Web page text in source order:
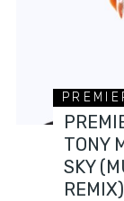
TONY
SKY
REMIX)